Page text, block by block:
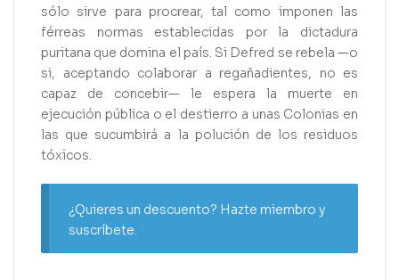
sólo sirve para procrear, tal como imponen las
férreas normas establecidas por la dictadura
puritana que domina el país. Si Defred se rebela —o
si, aceptando colaborar a regañadientes, no es
capaz de concebir— le espera la muerte en
ejecución pública o el destierro a unas Colonias en
las que sucumbirá a la polución de los residuos
tóxicos.
¿Quieres un descuento? Hazte miembro y
suscríbete.